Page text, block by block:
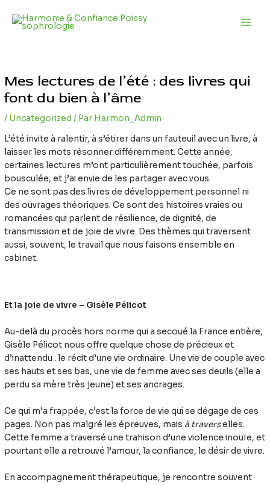
contenu
Mes lectures de l’été : des livres qui
font du bien à l’âme
/ Uncategorized / Par Harmon_Admin
L’été invite à ralentir, à s’étirer dans un fauteuil avec un livre, à
laisser les mots résonner différemment. Cette année,
certaines lectures m’ont particulièrement touchée, parfois
bousculée, et j’ai envie de les partager avec vous.
Ce ne sont pas des livres de développement personnel ni
des ouvrages théoriques. Ce sont des histoires vraies ou
romancées qui parlent de résilience, de dignité, de
transmission et de joie de vivre. Des thèmes qui traversent
aussi, souvent, le travail que nous faisons ensemble en
cabinet.
Et la joie de vivre – Gisèle Pélicot
Au-delà du procès hors norme qui a secoué la France entière,
Gisèle Pélicot nous offre quelque chose de précieux et
d’inattendu : le récit d’une vie ordinaire. Une vie de couple avec
ses hauts et ses bas, une vie de femme avec ses deuils (elle a
perdu sa mère très jeune) et ses ancrages.
Ce qui m’a frappée, c’est la force de vie qui se dégage de ces
pages. Non pas malgré les épreuves, mais à traverselles.
Cette femme a traversé une trahison d’une violence inouïe, et
pourtant elle a retrouvé l’amour, la confiance, le désir de vivre.
En accompagnement thérapeutique, je rencontre souvent
des
articles